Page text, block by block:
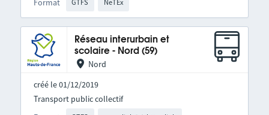
Format GTFS NeTEx
Réseau interurbain et
scolaire - Nord (59)
Nord
créé le 01/12/2019
Transport public collectif